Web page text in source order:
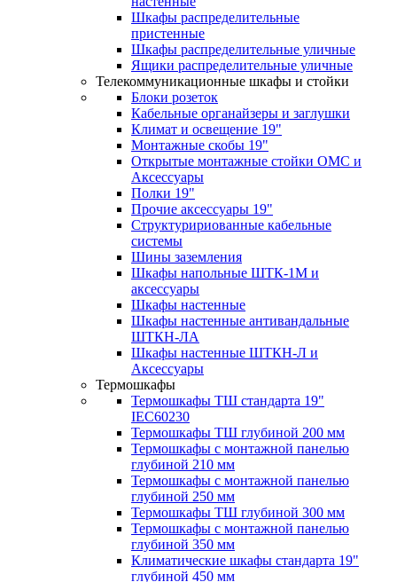
Шкафы распределительные
пристенные
Шкафы распределительные уличные
Ящики распределительные уличные
Телекоммуникационные шкафы и стойки
Блоки розеток
Кабельные органайзеры и заглушки
Климат и освещение 19"
Монтажные скобы 19"
Открытые монтажные стойки ОМС и
Аксессуары
Полки 19"
Прочие аксессуары 19"
Структуририованные кабельные
системы
Шины заземления
Шкафы напольные ШТК-1М и
аксессуары
Шкафы настенные
Шкафы настенные антивандальные
ШТКН-ЛА
Шкафы настенные ШТКН-Л и
Аксессуары
Термошкафы
Термошкафы ТШ стандарта 19"
IEC60230
Термошкафы ТШ глубиной 200 мм
Термошкафы с монтажной панелью
глубиной 210 мм
Термошкафы с монтажной панелью
глубиной 250 мм
Термошкафы ТШ глубиной 300 мм
Термошкафы с монтажной панелью
глубиной 350 мм
Климатические шкафы стандарта 19"
глубиной 450 мм